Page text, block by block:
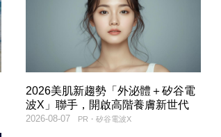
2026美肌新趨勢「外泌體＋矽谷電
波X」聯手，開啟高階養膚新世代
PR・矽谷電波X
2026-08-07